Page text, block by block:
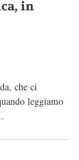
in
che ci
leggiamo